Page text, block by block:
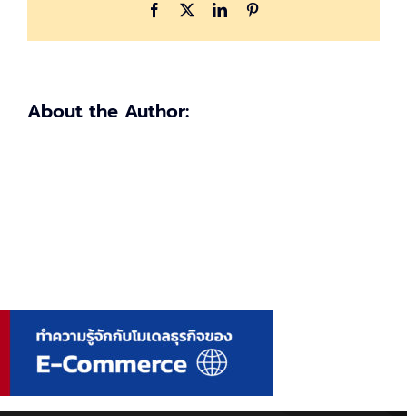
Facebook LinkedIn
About the Author: